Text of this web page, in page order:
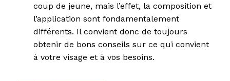
coup de jeune, mais l’effet, la composition et
l’application sont fondamentalement
différents. Il convient donc de toujours
obtenir de bons conseils sur ce qui convient
à votre visage et à vos besoins.